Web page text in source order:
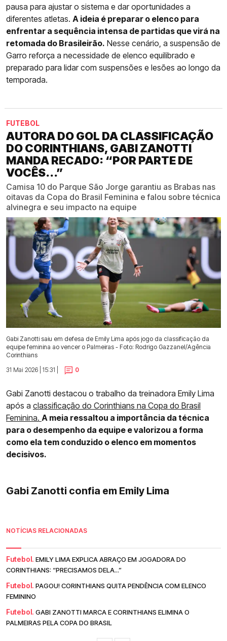
pausa para ajustar o sistema e dar oportunidades a
diferentes atletas. A ideia é preparar o elenco para
enfrentar a sequência intensa de partidas que virá na
retomada do Brasileirão. Nesse cenário, a suspensão de
Garro reforça a necessidade de elenco equilibrado e
preparado para lidar com suspensões e lesões ao longo da
temporada.
FUTEBOL
AUTORA DO GOL DA CLASSIFICAÇÃO
DO CORINTHIANS, GABI ZANOTTI
MANDA RECADO: “POR PARTE DE
VOCÊS...”
Camisa 10 do Parque São Jorge garantiu as Brabas nas
oitavas da Copa do Brasil Feminina e falou sobre técnica
alvinegra e seu impacto na equipe
Gabi Zanotti saiu em defesa de Emily Lima após jogo da classificação da
equipe feminina ao vencer o Palmeiras - Foto: Rodrigo Gazzanel/Agência
Corinthians
31 Mai 2026 | 15:31 |
0
Gabi Zanotti destacou o trabalho da treinadora Emily Lima
após a classificação do Corinthians na Copa do Brasil
Feminina. A meia ressaltou a importância da técnica
para o desempenho da equipe e valorizou a forma
como ela tem conduzido o elenco em momentos
decisivos.
Gabi Zanotti confia em Emily Lima
NOTÍCIAS RELACIONADAS
Futebol. EMILY LIMA EXPLICA ABRAÇO EM JOGADORA DO
CORINTHIANS: “PRECISAMOS DELA...”
Futebol. PAGOU! CORINTHIANS QUITA PENDÊNCIA COM ELENCO
FEMININO
Futebol. GABI ZANOTTI MARCA E CORINTHIANS ELIMINA O
PALMEIRAS PELA COPA DO BRASIL